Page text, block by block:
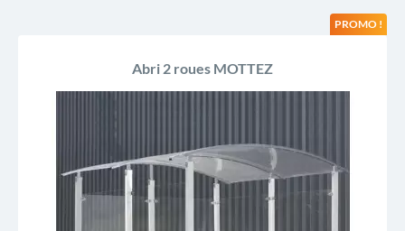
Abri 2 roues MOTTEZ
PROMO !